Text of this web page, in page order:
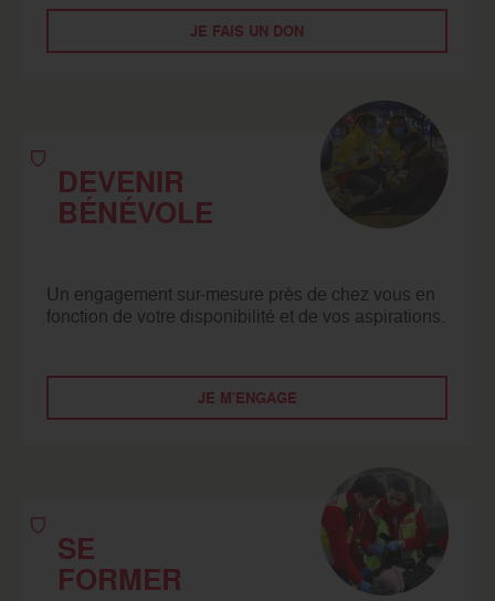
JE FAIS UN DON
DEVENIR
BÉNÉVOLE
Un engagement sur-mesure près de chez vous en
fonction de votre disponibilité et de vos aspirations.
JE M'ENGAGE
SE
FORMER